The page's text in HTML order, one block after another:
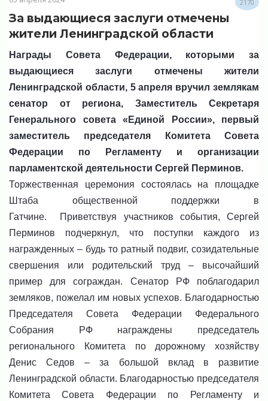
2170
За выдающиеся заслуги отмечены
жители Ленинградской области
Награды Совета Федерации, которыми за
выдающиеся заслуги отмечены жители
Ленинградской области, 5 апреля вручил землякам
сенатор от региона, Заместитель Секретаря
Генерального совета «Единой России», первый
заместитель председателя Комитета Совета
Федерации по Регламенту и организации
парламентской деятельности Сергей Перминов.
Торжественная церемония состоялась на площадке
Штаба общественной поддержки в
Гатчине. Приветствуя участников события, Сергей
Перминов подчеркнул, что поступки каждого из
награжденных – будь то ратный подвиг, созидательные
свершения или родительский труд – высочайший
пример для сограждан. Сенатор РФ поблагодарил
земляков, пожелал им новых успехов. Благодарностью
Председателя Совета Федерации Федерального
Собрания РФ награждены председатель
регионального Комитета по дорожному хозяйству
Денис Седов – за большой вклад в развитие
Ленинградской области. Благодарностью председателя
Комитета Совета Федерации по Регламенту и